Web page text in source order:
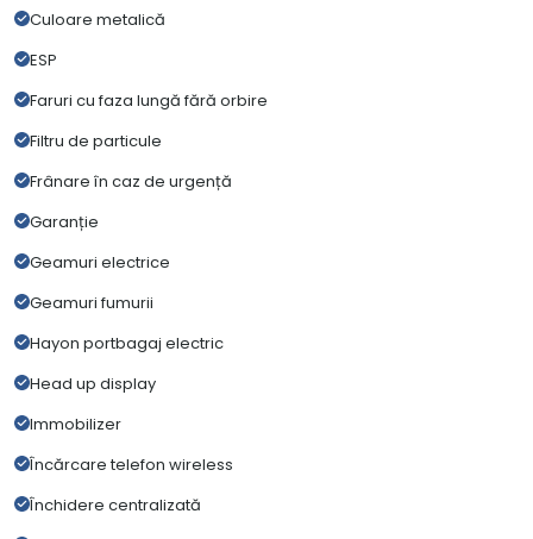
Culoare metalică
ESP
Faruri cu faza lungă fără orbire
Filtru de particule
Frânare în caz de urgență
Garanție
Geamuri electrice
Geamuri fumurii
Hayon portbagaj electric
Head up display
Immobilizer
Încărcare telefon wireless
Închidere centralizată